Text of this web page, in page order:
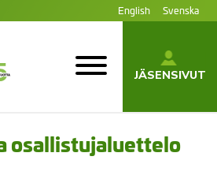
English Svenska
JÄSENSIVUT
osallistujaluettelo